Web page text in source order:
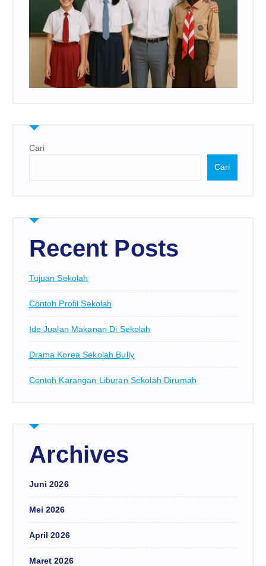
Cari
Cari
Recent Posts
Tujuan Sekolah
Contoh Profil Sekolah
Ide Jualan Makanan Di Sekolah
Drama Korea Sekolah Bully
Contoh Karangan Liburan Sekolah Dirumah
Archives
Juni 2026
Mei 2026
April 2026
Maret 2026